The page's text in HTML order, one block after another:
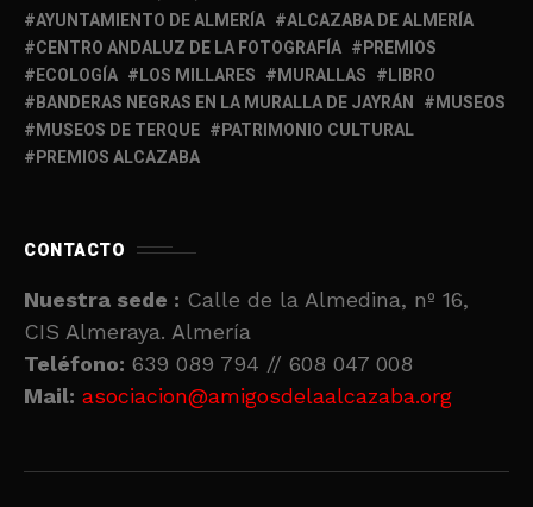
AYUNTAMIENTO DE ALMERÍA
ALCAZABA DE ALMERÍA
CENTRO ANDALUZ DE LA FOTOGRAFÍA
PREMIOS
ECOLOGÍA
LOS MILLARES MURALLAS
LIBRO
BANDERAS NEGRAS EN LA MURALLA DE JAYRÁN
MUSEOS
MUSEOS DE TERQUE
PATRIMONIO CULTURAL
PREMIOS ALCAZABA
CONTACTO
Nuestra sede : Calle de la Almedina, nº 16,
CIS Almeraya. Almería
Teléfono: 639 089 794 // 608 047 008
Mail: asociacion@amigosdelaalcazaba.org